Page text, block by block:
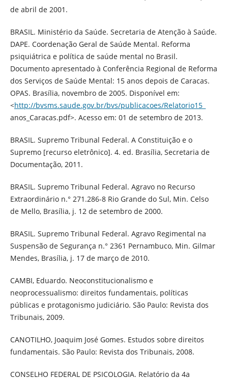
de abril de 2001.
BRASIL. Ministério da Saúde. Secretaria de Atenção à Saúde.
DAPE. Coordenação Geral de Saúde Mental. Reforma
psiquiátrica e política de saúde mental no Brasil.
Documento apresentado à Conferência Regional de Reforma
dos Serviços de Saúde Mental: 15 anos depois de Caracas.
OPAS. Brasília, novembro de 2005. Disponível em:
<http://bvsms.saude.gov.br/bvs/publicacoes/Relatorio15_
anos_Caracas.pdf>. Acesso em: 01 de setembro de 2013.
BRASIL. Supremo Tribunal Federal. A Constituição e o
Supremo [recurso eletrônico]. 4. ed. Brasília, Secretaria de
Documentação, 2011.
BRASIL. Supremo Tribunal Federal. Agravo no Recurso
Extraordinário n.° 271.286-8 Rio Grande do Sul, Min. Celso
de Mello, Brasília, j. 12 de setembro de 2000.
BRASIL. Supremo Tribunal Federal. Agravo Regimental na
Suspensão de Segurança n.° 2361 Pernambuco, Min. Gilmar
Mendes, Brasília, j. 17 de março de 2010.
CAMBI, Eduardo. Neoconstitucionalismo e
neoprocessualismo: direitos fundamentais, políticas
públicas e protagonismo judiciário. São Paulo: Revista dos
Tribunais, 2009.
CANOTILHO, Joaquim José Gomes. Estudos sobre direitos
fundamentais. São Paulo: Revista dos Tribunais, 2008.
CONSELHO FEDERAL DE PSICOLOGIA. Relatório da 4a